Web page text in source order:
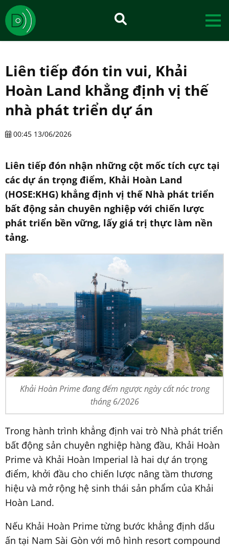
Liên tiếp đón tin vui, Khải
Hoàn Land khẳng định vị thế
nhà phát triển dự án
00:45 13/06/2026
Liên tiếp đón nhận những cột mốc tích cực tại
các dự án trọng điểm, Khải Hoàn Land
(HOSE:KHG) khẳng định vị thế Nhà phát triển
bất động sản chuyên nghiệp với chiến lược
phát triển bền vững, lấy giá trị thực làm nền
tảng.
Khải Hoàn Prime đang đếm ngược ngày cất nóc trong
tháng 6/2026
Trong hành trình khẳng định vai trò Nhà phát triển
bất động sản chuyên nghiệp hàng đầu, Khải Hoàn
Prime và Khải Hoàn Imperial là hai dự án trọng
điểm, khởi đầu cho chiến lược nâng tầm thương
hiệu và mở rộng hệ sinh thái sản phẩm của Khải
Hoàn Land.
Nếu Khải Hoàn Prime từng bước khẳng định dấu
ấn tại Nam Sài Gòn với mô hình resort compound